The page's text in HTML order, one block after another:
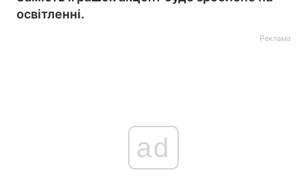
освітленні.
Реклама
ad